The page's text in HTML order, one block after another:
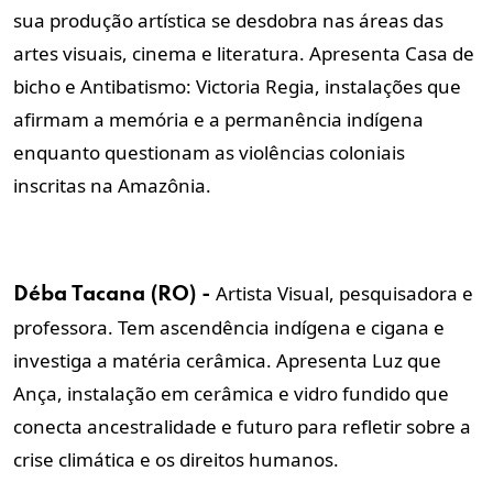
sua produção artística se desdobra nas áreas das
artes visuais, cinema e literatura. Apresenta Casa de
bicho e Antibatismo: Victoria Regia, instalações que
afirmam a memória e a permanência indígena
enquanto questionam as violências coloniais
inscritas na Amazônia.
Déba Tacana (RO) - Artista Visual, pesquisadora e
professora. Tem ascendência indígena e cigana e
investiga a matéria cerâmica. Apresenta Luz que
Ança, instalação em cerâmica e vidro fundido que
conecta ancestralidade e futuro para refletir sobre a
crise climática e os direitos humanos.